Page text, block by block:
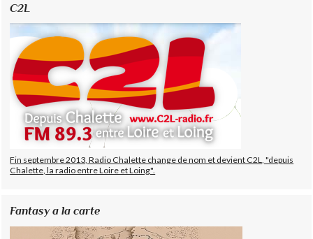
C2L
Fin septembre 2013, Radio Chalette change de nom et devient C2L, "depuis
Chalette, la radio entre Loire et Loing".
Fantasy a la carte